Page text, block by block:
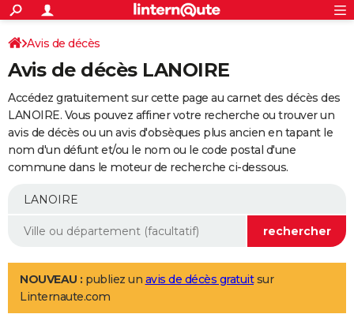
ACTUALITÉS
Politique
Société
Faits Divers
Education
Monde
Villes
+
SPORT
Coupe du monde 2026
Football
Tennis
Cyclisme
Rugby
Forum
Programme TV
TNTStreaming
Cinéma
Sorties cinéma
Musique
+
FINANCE
Retraite
Epargne
Immobilier
Risques naturels par ville
Banque
Assurance
AUTO
Essais
Réserver un essai
Citadines
Berlines
SUV
Forum auto
+
Mobiles
Meilleur smartphone
Internet
Ordinateurs
Jeux vidéo
Guide high-tech
Aménagement intérieur
LIFESTYLE
Art de vivre
Bien-être
Loisirs
Mode
Modes de vie
Avis de décès
Avis de décès LANOIRE
Accédez gratuitement sur cette page au carnet des décès des
LANOIRE. Vous pouvez affiner votre recherche ou trouver un
avis de décès ou un avis d'obsèques plus ancien en tapant le
nom d'un défunt et/ou le nom ou le code postal d'une
commune dans le moteur de recherche ci-dessous.
NOUVEAU : publiez un avis de décès gratuitsur
Linternaute.com